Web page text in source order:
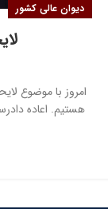
دیوان عالی کشور
امروز با موضوع
هستیم. اعاده